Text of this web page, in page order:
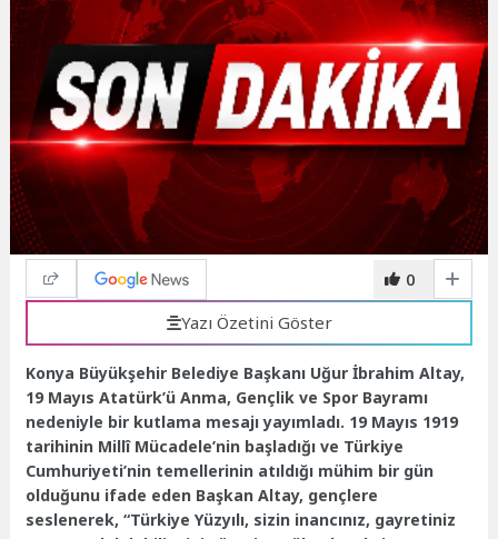
0
Yazı Özetini Göster
Konya Büyükşehir Belediye Başkanı Uğur İbrahim Altay,
19 Mayıs Atatürk’ü Anma, Gençlik ve Spor Bayramı
nedeniyle bir kutlama mesajı yayımladı. 19 Mayıs 1919
tarihinin Millî Mücadele’nin başladığı ve Türkiye
Cumhuriyeti’nin temellerinin atıldığı mühim bir gün
olduğunu ifade eden Başkan Altay, gençlere
seslenerek, “Türkiye Yüzyılı, sizin inancınız, gayretiniz